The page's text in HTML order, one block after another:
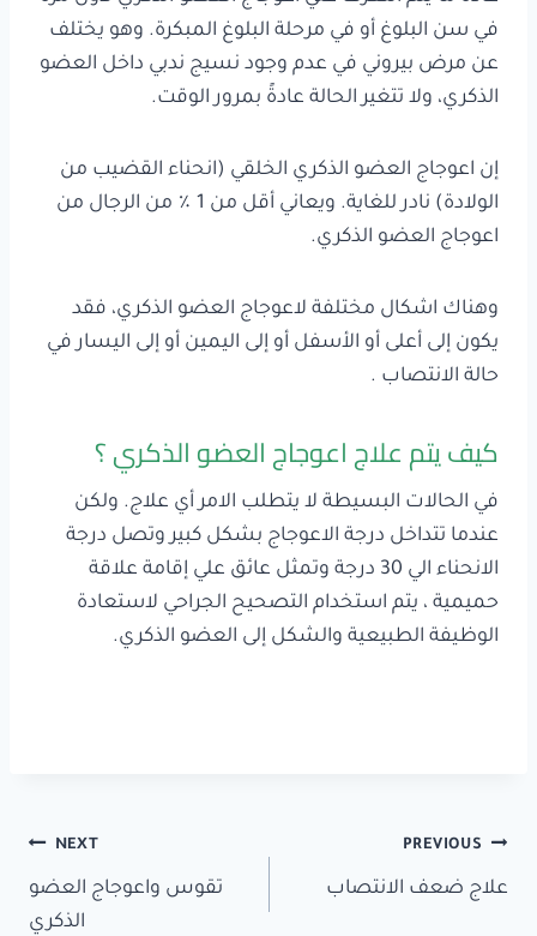
في سن البلوغ أو في مرحلة البلوغ المبكرة. وهو يختلف
عن مرض بيروني في عدم وجود نسيج ندبي داخل العضو
الذكري، ولا تتغير الحالة عادةً بمرور الوقت.
إن اعوجاج العضو الذكري الخلقي (انحناء القضيب من
الولادة) نادر للغاية. ويعاني أقل من 1 ٪ من الرجال من
اعوجاج العضو الذكري.
وهناك اشكال مختلفة لاعوجاج العضو الذكري، فقد
يكون إلى أعلى أو الأسفل أو إلى اليمين أو إلى اليسار في
حالة الانتصاب .
كيف يتم علاج اعوجاج العضو الذكري ؟
في الحالات البسيطة لا يتطلب الامر أي علاج. ولكن
عندما تتداخل درجة الاعوجاج بشكل كبير وتصل درجة
الانحناء الي 30 درجة وتمثل عائق علي إقامة علاقة
حميمية ، يتم استخدام التصحيح الجراحي لاستعادة
الوظيفة الطبيعية والشكل إلى العضو الذكري.
تصفّح
المقالات
PREVIOUS
علاج ضعف الانتصاب
NEXT
تقوس واعوجاج العضو
الذكري